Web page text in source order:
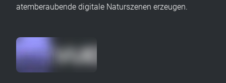
atemberaubende digitale Naturszenen erzeugen.